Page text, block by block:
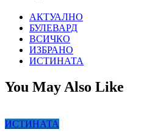
АКТУАЛНО
БУЛЕВАРД
ВСИЧКО
ИЗБРАНО
ИСТИНАТА
You May Also Like
ИСТИНАТА